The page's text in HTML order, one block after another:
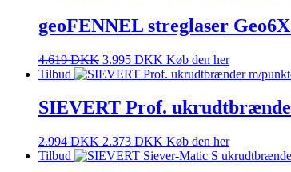
geoFENNEL streglaser
4.619DKK 3.995 DKK Køb den her
Tilbud
SIEVERT Prof.
2.994DKK 2.373 DKK Køb den her
Tilbud